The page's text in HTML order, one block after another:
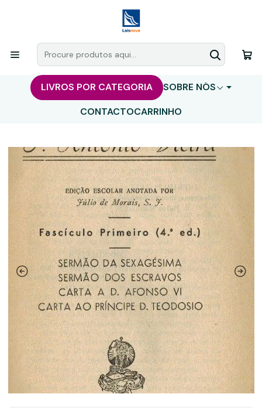
LIVROS POR CATEGORIA
SOBRE NÓS
CONTACTOCARRINHO